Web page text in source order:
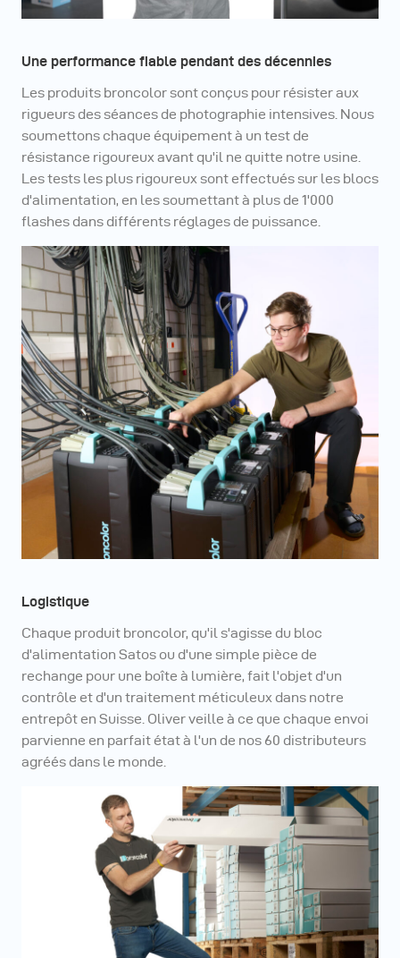
Une performance fiable pendant des décennies
Les produits broncolor sont conçus pour résister aux
rigueurs des séances de photographie intensives. Nous
soumettons chaque équipement à un test de
résistance rigoureux avant qu'il ne quitte notre usine.
Les tests les plus rigoureux sont effectués sur les blocs
d'alimentation, en les soumettant à plus de 1'000
flashes dans différents réglages de puissance.
Logistique
Chaque produit broncolor, qu'il s'agisse du bloc
d'alimentation Satos ou d'une simple pièce de
rechange pour une boîte à lumière, fait l'objet d'un
contrôle et d'un traitement méticuleux dans notre
entrepôt en Suisse. Oliver veille à ce que chaque envoi
parvienne en parfait état à l'un de nos 60 distributeurs
agréés dans le monde.